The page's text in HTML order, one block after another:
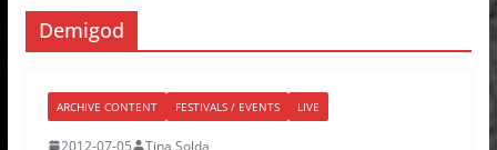
Demigod
ARCHIVE CONTENT FESTIVALS / EVENTS LIVE
2012-07-05 Tina Solda